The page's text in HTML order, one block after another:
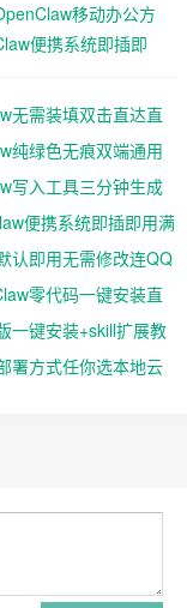
移动办公方
便携系统即插即
无需装填双击直达直
纯绿色无痕双端通用
写入工具三分钟生成
便携系统即插即用满
认即用无需修改连QQ
零代码一键安装直
一键安装+skill扩展教
署方式任你选本地云